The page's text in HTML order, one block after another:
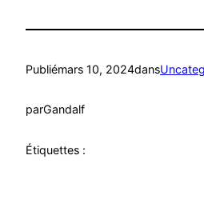
Publiémars 10, 2024dans
parGandalf
Étiquettes :